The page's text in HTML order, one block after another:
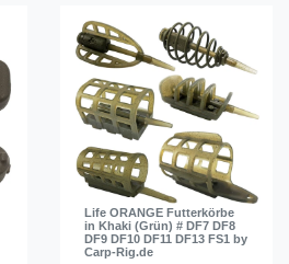
Life ORANGE Futterkörbe
in Khaki (Grün) # DF7 DF8
DF9 DF10 DF11 DF13 FS1 by
Carp-Rig.de